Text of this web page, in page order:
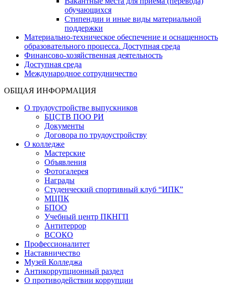
обучающихся
Стипендии и иные виды материальной
поддержки
Материально-техническое обеспечение и оснащенность
образовательного процесса. Доступная среда
Финансово-хозяйственная деятельность
Доступная среда
Международное сотрудничество
ОБЩАЯ ИНФОРМАЦИЯ
О трудоустройстве выпускников
БЦСТВ ПОО РИ
Документы
Договора по трудоустройству
О колледже
Мастерские
Объявления
Фотогалерея
Награды
Студенческий спортивный клуб “ИПК”
МЦПК
БПОО
Учебный центр ПКНГП
Антитеррор
ВСОКО
Профессионалитет
Наставничество
Музей Колледжа
Антикоррупционный раздел
О противодействии коррупции